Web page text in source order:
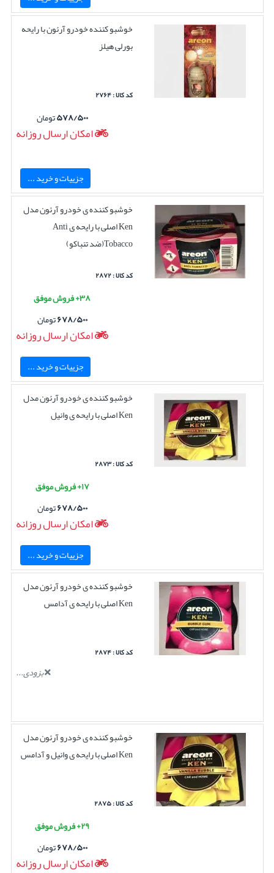
خوشبو کننده خودرو آرئون با رایحه
بورلی هیلز
کد کالا : ۲۷۶۴
۵۷۸/۵۰۰تومان
امکان ارسال روزانه
جزییات و خرید ...
خوشبو کننده ی خودرو آرئون مدل
Ken اصلی با رایحه ی Anti
Tobacco(ضد تنباکو)
کد کالا : ۲۸۷۲
۳۸+ فروش موفق
۶۷۸/۵۰۰تومان
امکان ارسال روزانه
جزییات و خرید ...
خوشبو کننده ی خودرو آرئون مدل
Ken اصلی با رایحه ی وانیل
کد کالا : ۲۸۷۳
۱۷+ فروش موفق
۶۷۸/۵۰۰تومان
امکان ارسال روزانه
جزییات و خرید ...
خوشبو کننده ی خودرو آرئون مدل
Ken اصلی با رایحه ی آدامس
کد کالا : ۲۸۷۴
بزودی...
خوشبو کننده ی خودرو آرئون مدل
Ken اصلی با رایحه ی وانیل و آدامس
کد کالا : ۲۸۷۵
۲۹+ فروش موفق
۶۷۸/۵۰۰تومان
امکان ارسال روزانه